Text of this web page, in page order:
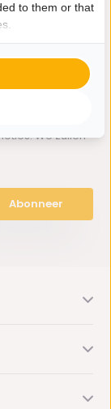
We zullen
Abonneer
to them or that